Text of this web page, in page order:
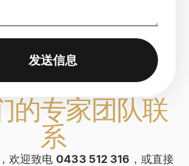
的专家团队联
系
欢迎致电 0433 512 316 ，或直接
发送信息